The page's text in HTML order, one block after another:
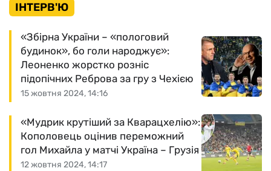
ІНТЕРВ'Ю
15 жовтня 2024, 14:16
«Збірна України – «пологовий
будинок», бо голи народжує»:
Леоненко жорстко розніс
підопічних Реброва за гру з Чехією
12 жовтня 2024, 14:17
«Мудрик крутіший за Кварацхелію»:
Кополовець оцінив переможний
гол Михайла у матчі Україна – Грузія